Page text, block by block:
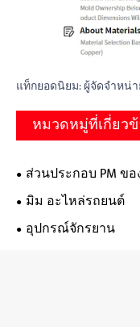
แท็กยอดนิยม: ผู้จัดจำหน่
หมวดหมู่ที่เกี่ยว
ส่วนประกอบ PM ข
มิม อะไหล่รถยนต์
อุปกรณ์จักรยาน